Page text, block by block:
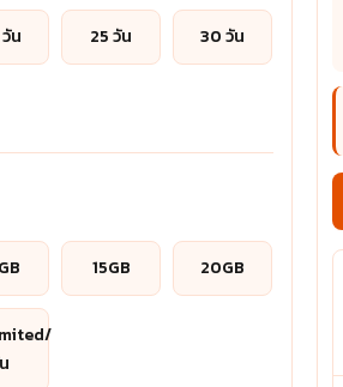
น 25 วัน 30 วัน
15GB 20GB